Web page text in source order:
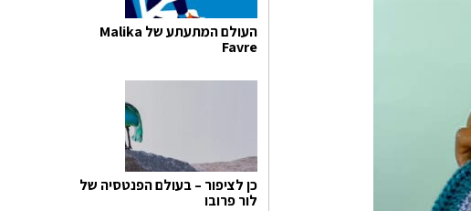
העולם המתעתע של Malika
Favre
כן לציפור – בעולם הפנטסיה של
לור פרובו